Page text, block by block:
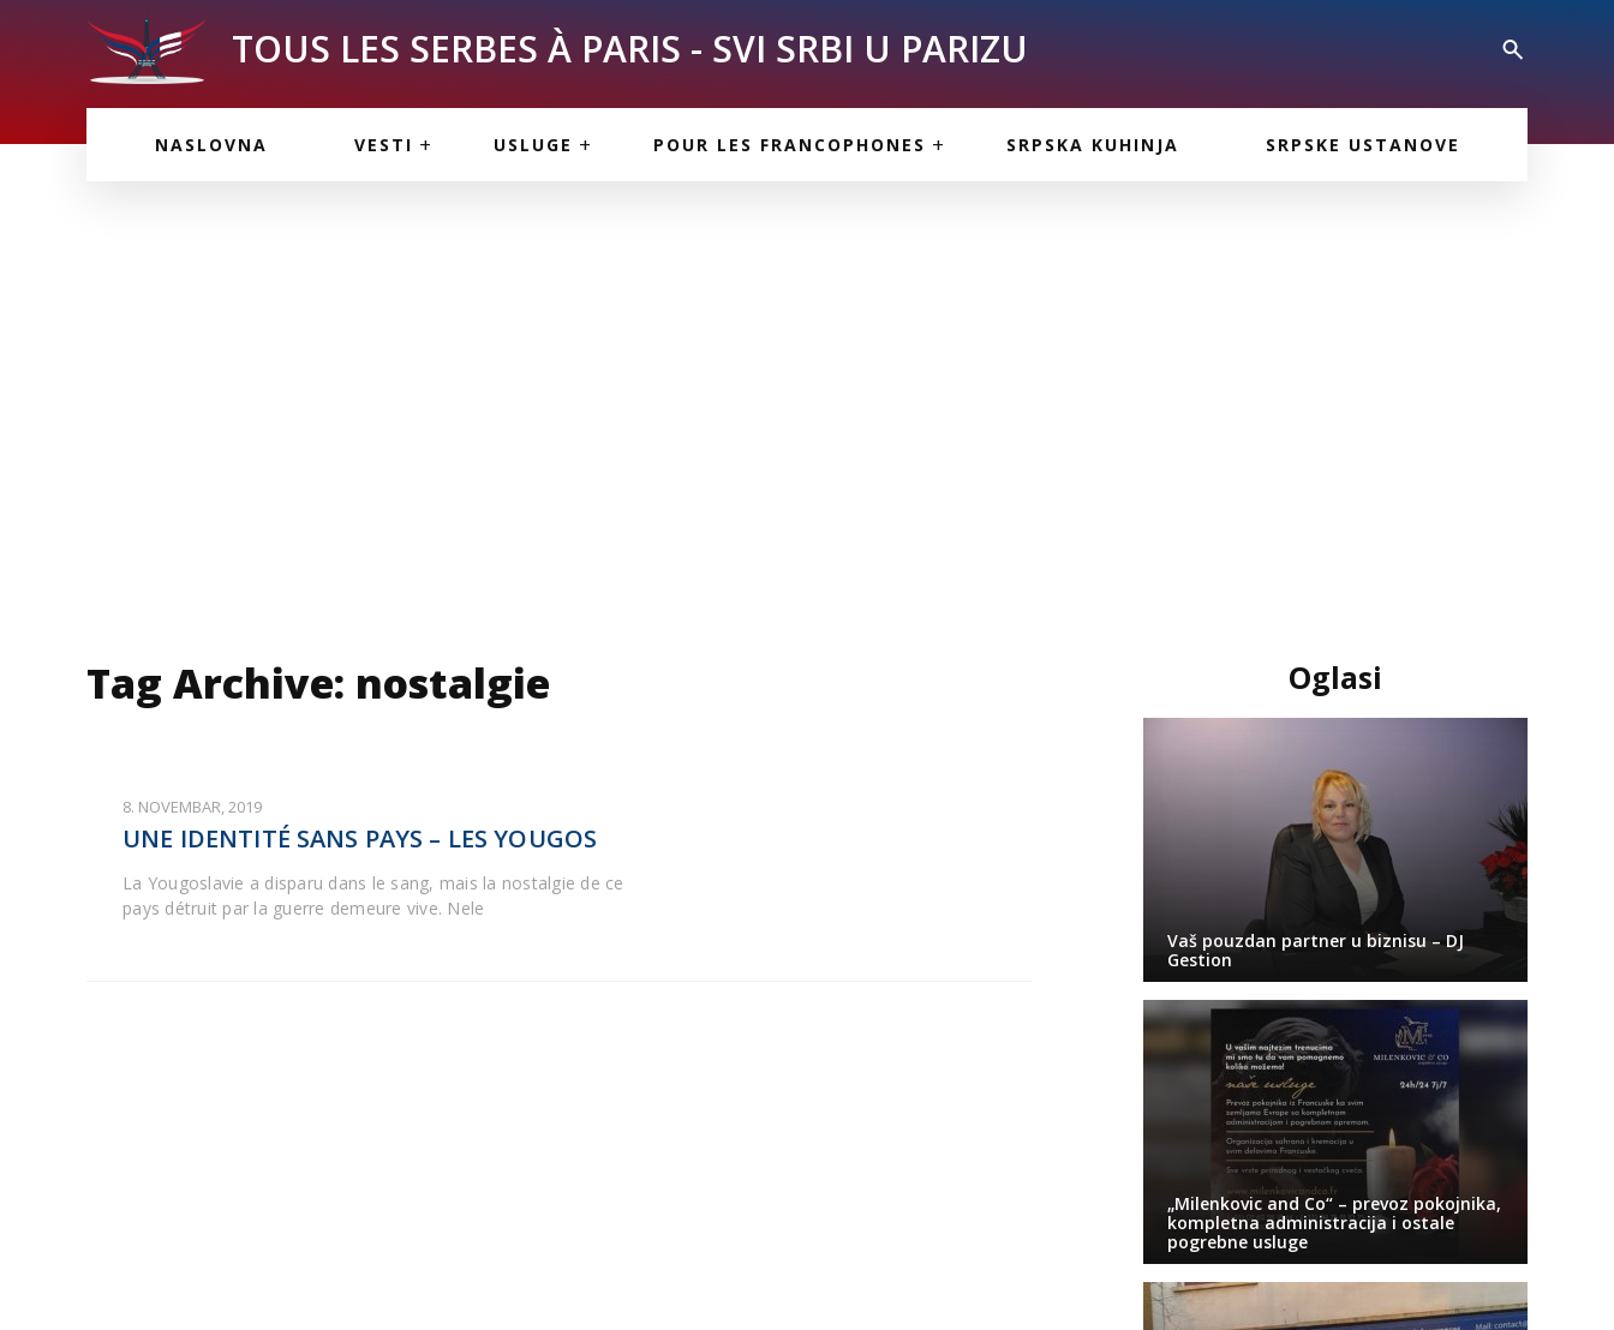
TOUS LES SERBES À PARIS - SVI SRBI U PARIZU
NASLOVNA VESTI USLUGE POUR LES FRANCOPHONES
PARIS
SRPSKA KUHINJA SRPSKE USTANOVE
Tag Archive: nostalgie
8. NOVEMBAR, 2019
UNE IDENTITÉ SANS PAYS – LES YOUGOS
La Yougoslavie a disparu dans le sang, mais la nostalgie de ce
pays détruit par la guerre demeure vive. Nele
Oglasi
Vaš pouzdan partner u biznisu – DJ
Gestion
„Milenkovic and Co“ – prevoz pokojnika,
kompletna administracija i ostale
pogrebne usluge